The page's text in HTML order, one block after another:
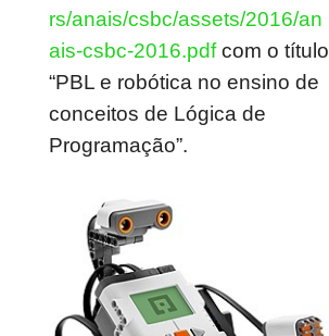
rs/anais/csbc/assets/2016/an
ais-csbc-2016.pdfcom o título
“PBL e robótica no ensino de
conceitos de Lógica de
Programação”.